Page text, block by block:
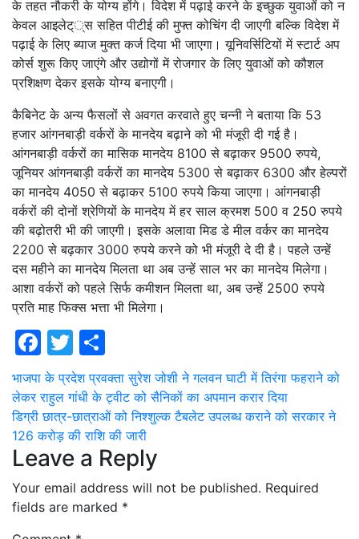
के तहत नौकरी के योग्य होंगे। विदेश में पढ़ाई करने के इच्छुक युवाओं को न
केवल आइलेट््स सहित पीटीई की मुफ्त कोचिंग दी जाएगी बल्कि विदेश में
पढ़ाई के लिए ब्याज मुक्त कर्ज दिया भी जाएगा। यूनिवर्सिटियों में स्टार्ट अप
कोर्स शुरू किए जाएंगे और उद्योगों में रोजगार के लिए युवाओं को कौशल
प्रशिक्षण देकर इसके योग्य बनाएगी।
कैबिनेट के अन्य फैसलों से अवगत करवाते हुए चन्नी ने बताया कि 53
हजार आंगनबाड़ी वर्करों के मानदेय बढ़ाने को भी मंजूरी दी गई है।
आंगनबाड़ी वर्करों का मासिक मानदेय 8100 से बढ़ाकर 9500 रुपये,
जूनियर आंगनबाड़ी वर्करों का मानदेय 5300 से बढ़ाकर 6300 और हेल्परों
का मानदेय 4050 से बढ़ाकर 5100 रुपये किया जाएगा। आंगनबाड़ी
वर्करों की दोनों श्रेणियों के मानदेय में हर साल क्रमश 500 व 250 रुपये
की बढ़ोतरी भी की जाएगी। इसके अलावा मिड डे मील वर्कर का मानदेय
2200 से बढ़कार 3000 रुपये करने को भी मंजूरी दे दी है। पहले उन्हें
दस महीने का मानदेय मिलता था अब उन्हें साल भर का मानदेय मिलेगा।
आशा वर्करों को पहले सिर्फ कमीशन मिलता था, अब उन्हें 2500 रुपये
प्रति माह फिक्स भत्ता भी मिलेगा।
Facebook
Twitter
Post
navigation
भाजपा के प्रदेश प्रवक्ता सुरेश जोशी ने गलवन घाटी में तिरंगा फहराने को
लेकर राहुल गांधी के ट्वीट को सैनिकों का अपमान करार दिया
डिग्री छात्र-छात्राओं को निश्शुल्क टैबलेट उपलब्ध कराने को सरकार ने
126 करोड़ की राशि की जारी
Leave a Reply
Your email address will not be published. Required
fields are marked *